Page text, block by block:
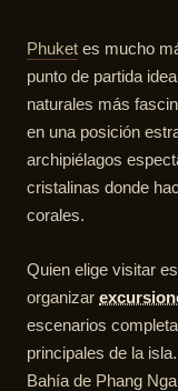
Phuket es mucho
punto de partida
naturales más
en una posición
archipiélagos
cristalinas donde
corales.
Quien elige visitar
organizar
escenarios
principales de la
Bahía de Phang